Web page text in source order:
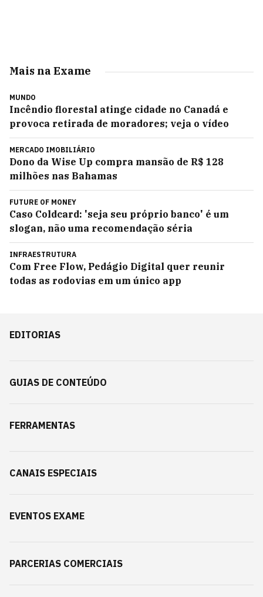
Mais na Exame
MUNDO
Incêndio florestal atinge cidade no Canadá e
provoca retirada de moradores; veja o vídeo
MERCADO IMOBILIÁRIO
Dono da Wise Up compra mansão de R$ 128
milhões nas Bahamas
FUTURE OF MONEY
Caso Coldcard: 'seja seu próprio banco' é um
slogan, não uma recomendação séria
INFRAESTRUTURA
Com Free Flow, Pedágio Digital quer reunir
todas as rodovias em um único app
EDITORIAS
GUIAS DE CONTEÚDO
FERRAMENTAS
CANAIS ESPECIAIS
EVENTOS EXAME
PARCERIAS COMERCIAIS